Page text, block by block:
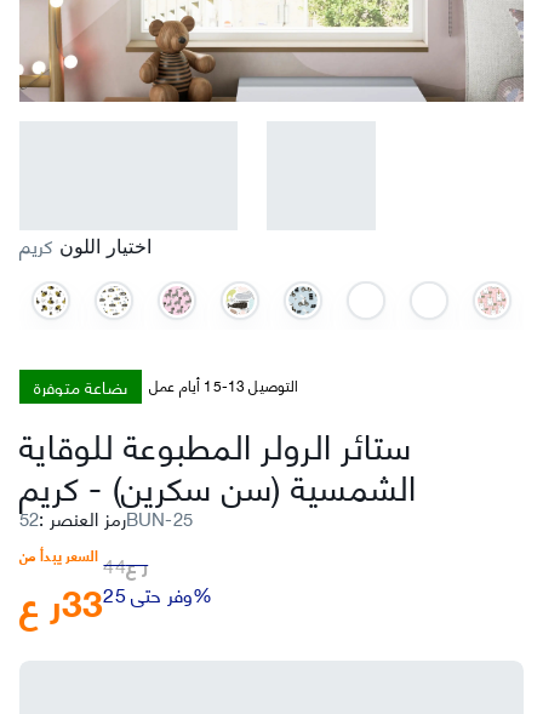
اختيار اللون كريم
بضاعة متوفرة التوصيل 13-15 أيام عمل
ستائر الرولر المطبوعة للوقاية
الشمسية (سن سكرين) -
رمز العنصر: 52BUN-25
السعر يبدأ من
ر ع33
ر ع44
وفر حتى 25%